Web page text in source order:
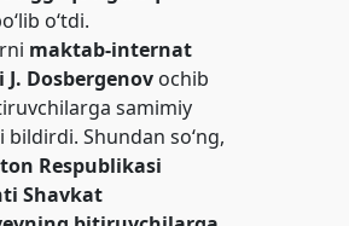
o‘tdi.
maktab-internat
Dosbergenov ochib
samimiy
Shundan so‘ng,
Respublikasi
Shavkat